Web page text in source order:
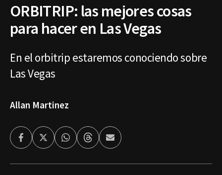
ORBITRIP: las mejores cosas
para hacer en Las Vegas
En el orbitrip estaremos conociendo sobre
Las Vegas
Allan Martinez
FacebookTwitterWhatsappThreadsEnviar
por